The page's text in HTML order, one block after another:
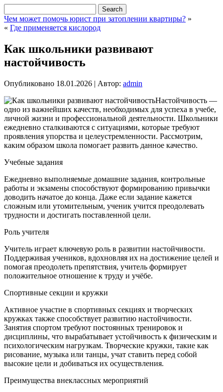
Чем может помочь юрист при затоплении квартиры? »
« Где применяется кислород
Как школьники развивают
настойчивость
Опубликовано 18.01.2026 | Автор: admin
Настойчивость —
одно из важнейших качеств, необходимых для успеха в учебе,
личной жизни и профессиональной деятельности. Школьники
ежедневно сталкиваются с ситуациями, которые требуют
проявления упорства и целеустремленности. Рассмотрим,
каким образом школа помогает развить данное качество.
Учебные задания
Ежедневно выполняемые домашние задания, контрольные
работы и экзамены способствуют формированию привычки
доводить начатое до конца. Даже если задание кажется
сложным или утомительным, ученик учится преодолевать
трудности и достигать поставленной цели.
Роль учителя
Учитель играет ключевую роль в развитии настойчивости.
Поддерживая учеников, вдохновляя их на достижение целей и
помогая преодолеть препятствия, учитель формирует
положительное отношение к труду и учёбе.
Спортивные секции и кружки
Активное участие в спортивных секциях и творческих
кружках также способствует развитию настойчивости.
Занятия спортом требуют постоянных тренировок и
дисциплины, что вырабатывает устойчивость к физическим и
психологическим нагрузкам. Творческие кружки, такие как
рисование, музыка или танцы, учат ставить перед собой
высокие цели и добиваться их осуществления.
Преимущества внеклассных мероприятий